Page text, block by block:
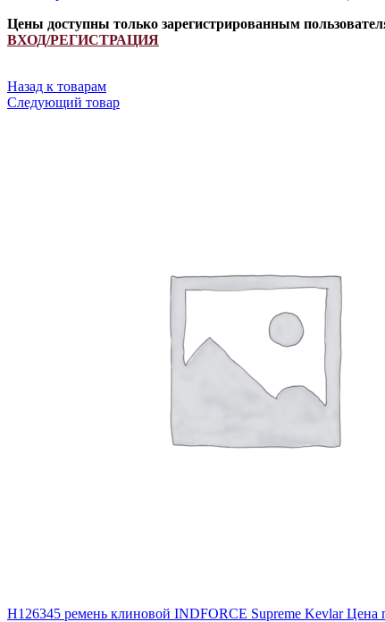
Цены доступны только зарегистрированным
ВХОД/РЕГИСТРАЦИЯ
Назад к товарам
Следующий товар
Н126345 ремень клиновой INDFORCE Supreme KevlarЦена